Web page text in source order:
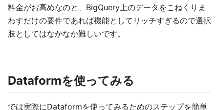
料金がお高めなのと、BigQuery上のデータをこねくりま
わすだけの要件であれば機能としてリッチすぎるので選択
肢としてはなかなか難しいです。
Dataformを使ってみる
では実際にDataformを使ってみるためのステップを簡単